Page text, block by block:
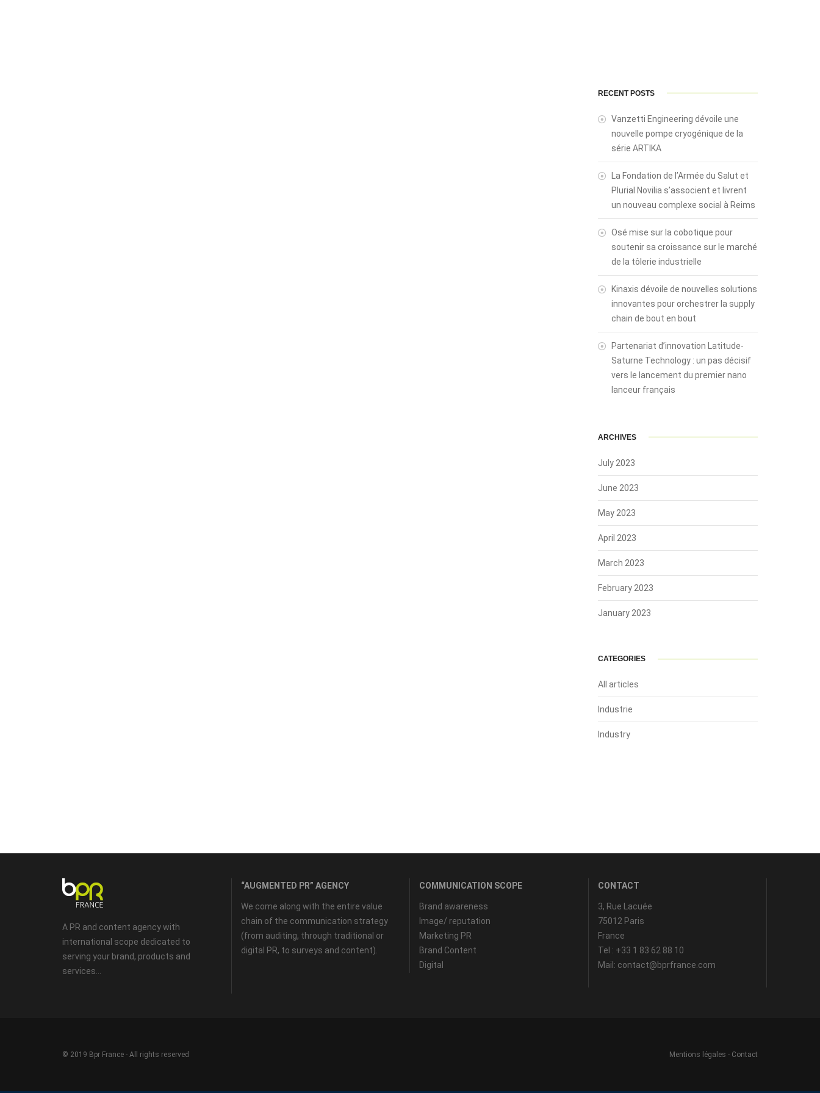
RECENT POSTS
Vanzetti Engineering dévoile une
nouvelle pompe cryogénique de la
série ARTIKA
La Fondation de l’Armée du Salut et
Plurial Novilia s’associent et livrent
un nouveau complexe social à Reims
Osé mise sur la cobotique pour
soutenir sa croissance sur le marché
de la tôlerie industrielle
Kinaxis dévoile de nouvelles solutions
innovantes pour orchestrer la supply
chain de bout en bout
Partenariat d’innovation Latitude-
Saturne Technology : un pas décisif
vers le lancement du premier nano
lanceur français
ARCHIVES
July 2023
June 2023
May 2023
April 2023
March 2023
February 2023
January 2023
CATEGORIES
All articles
Industrie
Industry
A PR and content agency with
international scope dedicated to
serving your brand, products and
services...
“AUGMENTED PR” AGENCY
We come along with the entire value
chain of the communication strategy
(from auditing, through traditional or
digital PR, to surveys and content).
COMMUNICATION SCOPE
Brand awareness
Image/ reputation
Marketing PR
Brand Content
Digital
CONTACT
3, Rue Lacuée
75012 Paris
France
Tel : +33 1 83 62 88 10
Mail: contact@bprfrance.com
© 2019 Bpr France - All rights reserved Mentions légales - Contact